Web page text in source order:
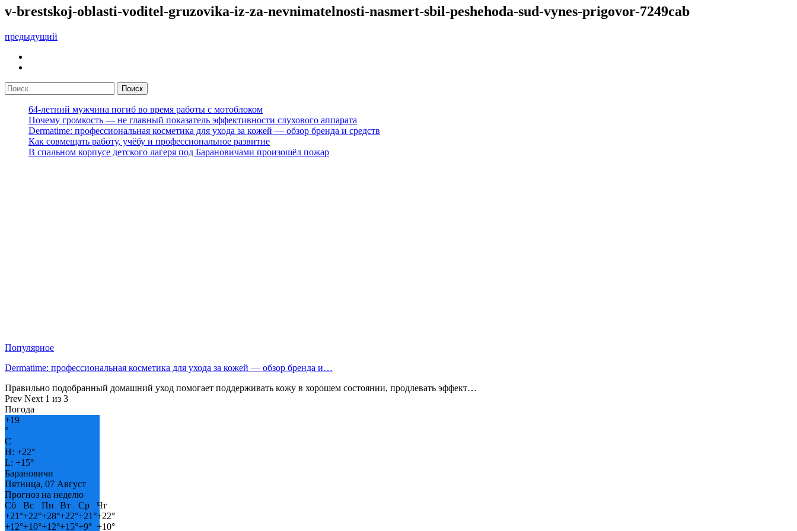
v-brestskoj-oblasti-voditel-gruzovika-iz-za-nevnimatelnosti-nasmert-sbil-peshehoda-sud-vynes-prigovor-7249cab
предыдущий
64-летний мужчина погиб во время работы с мотоблоком
Почему громкость — не главный показатель эффективности слухового аппарата
Dermatime: профессиональная косметика для ухода за кожей — обзор бренда и средств
Как совмещать работу, учёбу и профессиональное развитие
В спальном корпусе детского лагеря под Барановичами произошёл пожар
Популярное
Dermatime: профессиональная косметика для ухода за кожей — обзор бренда и…
Правильно подобранный домашний уход помогает поддерживать кожу в хорошем состоянии, продлевать эффект…
Prev Next 1 из 3
Погода
+19
°
C
H: +22°
L: +15°
Барановичи
Пятница, 07 Август
Прогноз на неделю
Сб
Вс Пн Вт Ср
Чт
+21°+22°+28°+22°+21°+22°
+12°+10°+12°+15°+9° +10°